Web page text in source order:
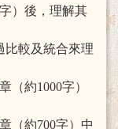
）後，理解其
比較及統合來理
（約1000字）
（約700字）中